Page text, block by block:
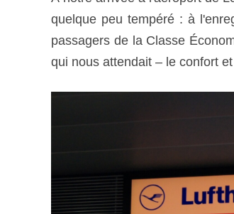
quelque peu tempéré : à
passagers de la Classe
qui nous attendait – le confort